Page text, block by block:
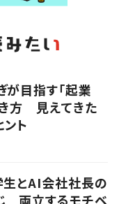
目指す「起業
き方 見えてきた
ト
とAI会社社長の
両立するモチベ